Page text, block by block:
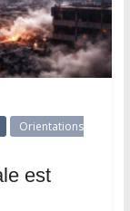
Orientations
est